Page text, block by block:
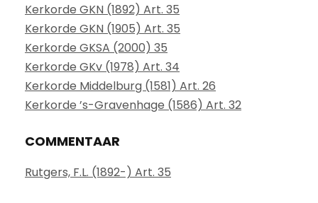
Kerkorde GKN (1892) Art. 35
Kerkorde GKN (1905) Art. 35
Kerkorde GKSA (2000) 35
Kerkorde GKv (1978) Art. 34
Kerkorde Middelburg (1581) Art. 26
Kerkorde ’s-Gravenhage (1586) Art. 32
COMMENTAAR
Rutgers, F.L. (1892-) Art. 35